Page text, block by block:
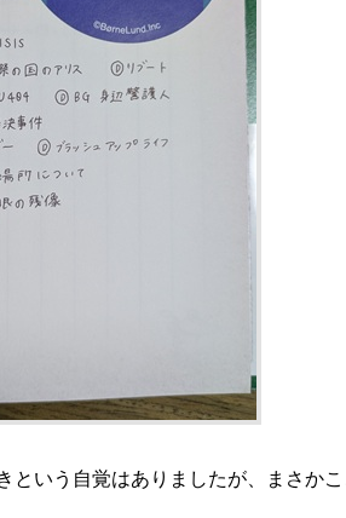
という自覚はありましたが、まさか